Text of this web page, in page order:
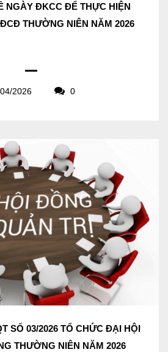
NGÀY ĐKCC ĐỂ THỰC HIỆN
THƯỜNG NIÊN NĂM 2026
2026 0
SỐ 03/2026 TỔ CHỨC ĐẠI HỘI
THƯỜNG NIÊN NĂM 2026